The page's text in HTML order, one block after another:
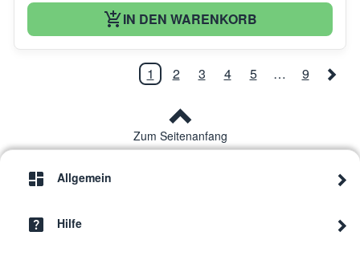
IN DEN WARENKORB
1 2 3 4 5 … 9
Zum Seitenanfang
Allgemein
Hilfe